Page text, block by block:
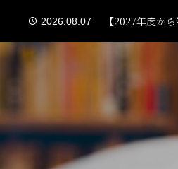
2026.08.07 【2027年度か
2026.08.05 【アクチュアリ
生保 vs 損保、
インターンの
2026.08.07 【2027年度から
2026.08.05 【アクチュアリ